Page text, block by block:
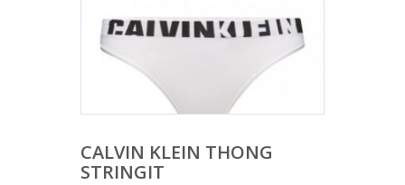
CALVIN KLEIN THONG
STRINGIT